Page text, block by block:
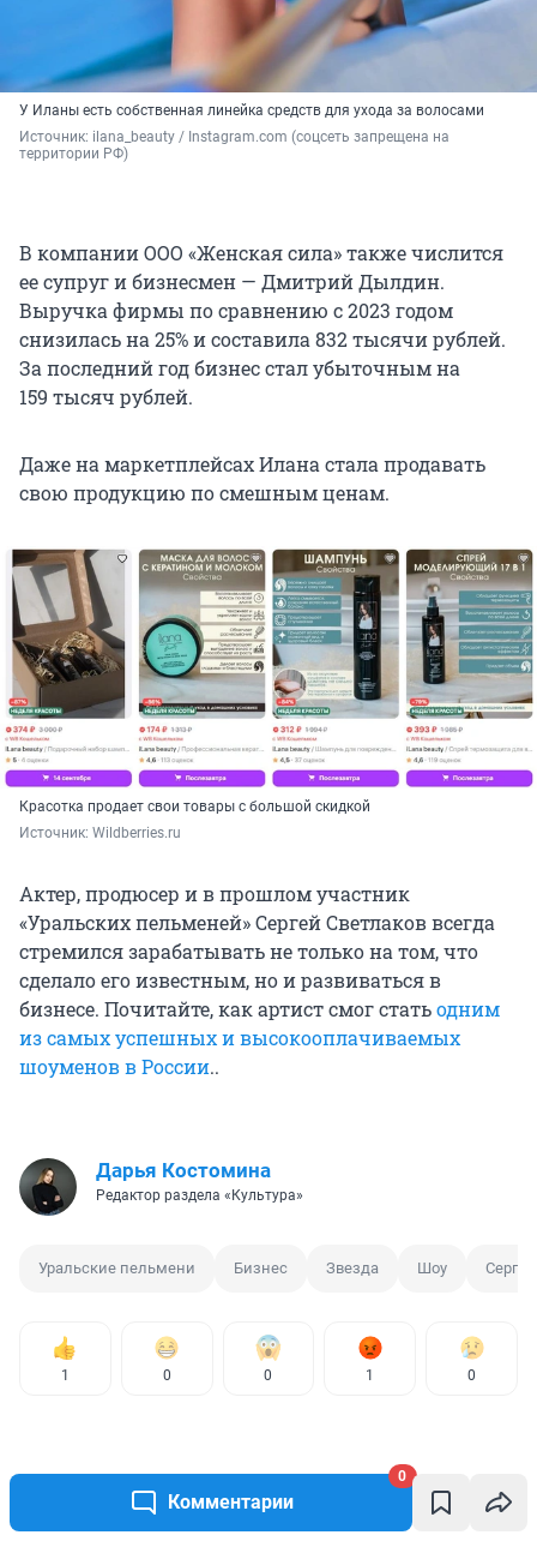
Комментарии
0
У Иланы есть собственная линейка средств для ухода за волосами
Источник: ilana_beauty / Instagram.com (соцсеть запрещена на
территории РФ)
В компании ООО «Женская сила» также числится
ее супруг и бизнесмен — Дмитрий Дылдин.
Выручка фирмы по сравнению с 2023 годом
снизилась на 25% и составила 832 тысячирублей.
За последний год бизнес стал убыточным на
159 тысяч рублей.
Даже на маркетплейсах Илана стала продавать
свою продукцию по смешным ценам.
Красотка продает свои товары с большой скидкой
Источник: Wildberries.ru
Актер, продюсер и в прошлом участник
«Уральских пельменей» Сергей Светлаков всегда
стремился зарабатывать не только на том, что
сделало его известным, но и развиваться в
бизнесе. Почитайте, как артист смог статьодним
из самых успешных и высокооплачиваемых
шоуменов в России..
Дарья Костомина
Редактор раздела «Культура»
Уральские пельмени Бизнес Звезда Шоу
1 0 0 1 0